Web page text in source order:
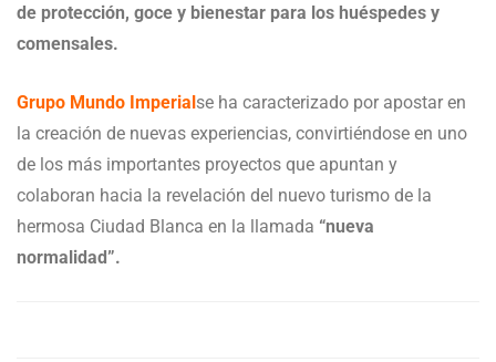
de protección, goce y bienestar para los huéspedes y
comensales.
Grupo Mundo Imperialse ha caracterizado por apostar en
la creación de nuevas experiencias, convirtiéndose en uno
de los más importantes proyectos que apuntan y
colaboran hacia la revelación del nuevo turismo de la
hermosa Ciudad Blanca en la llamada “nueva
normalidad”.